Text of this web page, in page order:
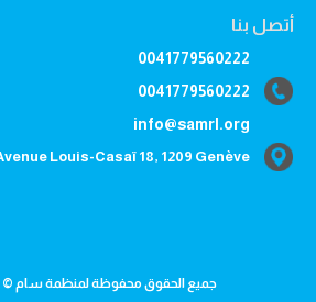
أتصل بنا
0041779560222
0041779560222
info@samrl.org
Louis-Casaï 18, 1209 Genève
جميع الحقوق محفوظة لمنظمة سام © 2023، تصميم وتطوير